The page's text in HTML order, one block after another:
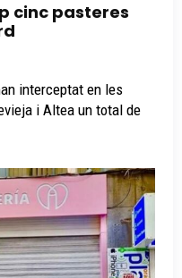
cinc pasteres
interceptat en les
i Altea un total de